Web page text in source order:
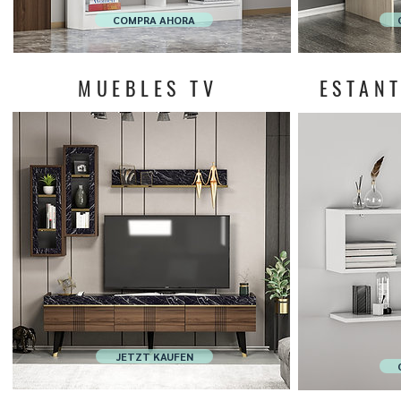
COMPRA AHORA
MUEBLES TV
COMPRA AHORA
JETZT KAUFEN